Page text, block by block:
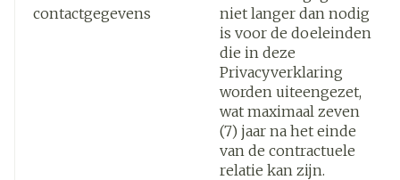
contactgegevens
niet langer dan nodig
is voor de doeleinden
die in deze
Privacyverklaring
worden uiteengezet,
wat maximaal zeven
(7) jaar na het einde
van de contractuele
relatie kan zijn.